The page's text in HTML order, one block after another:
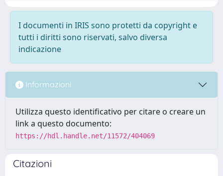
I documenti in IRIS sono protetti da copyright e
tutti i diritti sono riservati, salvo diversa
indicazione
Informazioni
Utilizza questo identificativo per citare o creare un
link a questo documento:
https://hdl.handle.net/11572/404069
Citazioni